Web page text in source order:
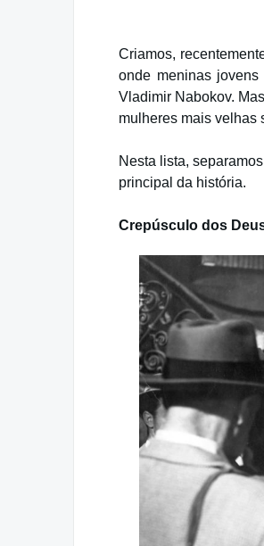
Criamos,
onde meninas
Vladimir Nabokov.
mulheres mais velhas
Nesta lista,
principal da história.
Crepúsculo dos